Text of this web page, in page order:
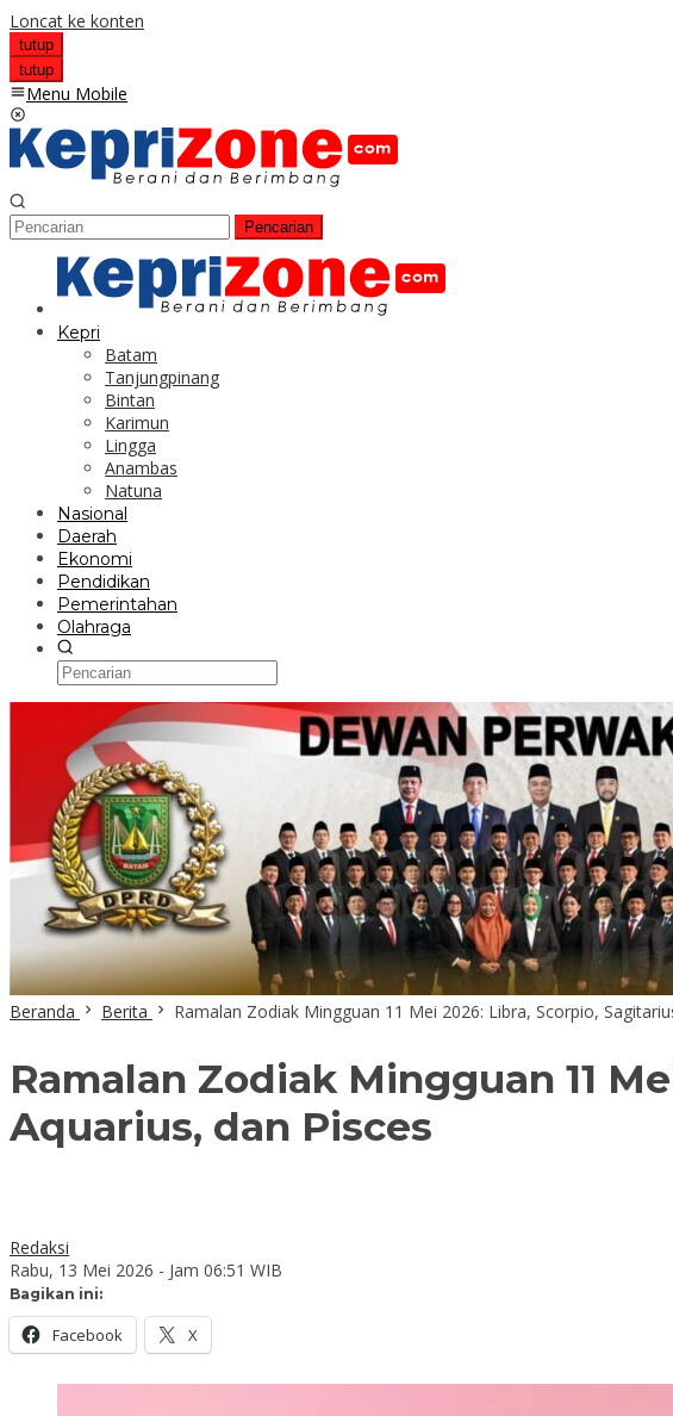
Loncat ke konten
tutup
tutup
Menu Mobile
Pencarian
Kepri
Batam
Tanjungpinang
Bintan
Karimun
Lingga
Anambas
Natuna
Nasional
Daerah
Ekonomi
Pendidikan
Pemerintahan
Olahraga
Beranda Berita Ramalan Zodiak Mingguan 11 Mei 2026: Libra, Scorpio,
Ramalan Zodiak Mingguan 11
Aquarius, dan Pisces
Redaksi
Rabu, 13 Mei 2026 - Jam 06:51 WIB
Bagikan ini:
Facebook X